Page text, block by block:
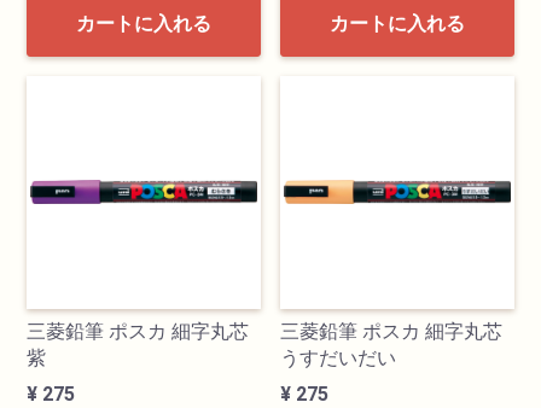
カートに入れる カートに入れる
三菱鉛筆 ポスカ 細字丸芯
紫
¥ 275
三菱鉛筆 ポスカ 細字丸芯
うすだいだい
¥ 275
鉛筆・木炭
筆
製図用品
キャンバス・パネル